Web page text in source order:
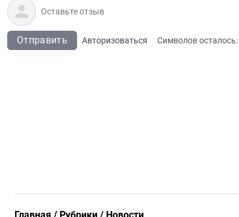
Отправить Авторизоваться Символов осталось:
Главная Рубрики Новости